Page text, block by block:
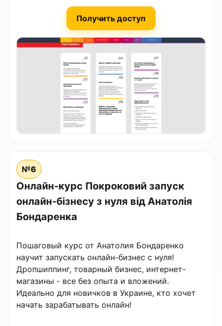
Получить доступ
№6
Онлайн-курс Покроковий запуск
онлайн-бізнесу з нуля від Анатолія
Бондаренка
Пошаговый курс от Анатолия Бондаренко
научит запускать онлайн-бизнес с нуля!
Дропшиппинг, товарный бизнес, интернет-
магазины - все без опыта и вложений.
Идеально для новичков в Украине, кто хочет
начать зарабатывать онлайн!